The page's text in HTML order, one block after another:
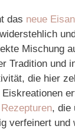
das neue
Mischung
Tradition und
die hier
, die
verfeinert und